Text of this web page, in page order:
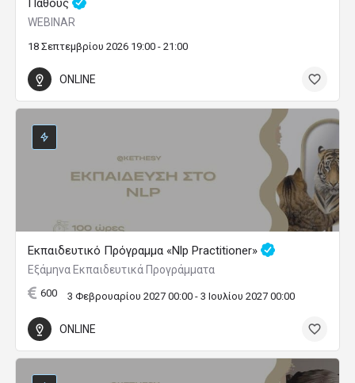
Τα Μυστικά της Ανθρώπινης Ψυχής μέσα από την
Αρχαία Τραγωδία
Ετήσια Εκπαιδευτικά Προγράμματα Ψυχολογίας
700 1 Οκτωβρίου 2026 00:00 - 31 Μαΐου 2027 00:00
Αθήνα/Κέντρο
Δωρεάν webinar: Από την αυτογνωσία στην
αποτελεσματική ηγεσία και την προσωπική επιτυχία
Webinar
3 Σεπτεμβρίου 2026 19:00 - 21:00